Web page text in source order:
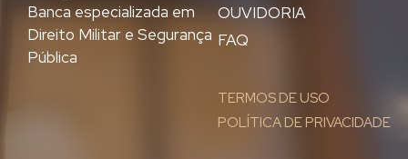
OUVIDORIA
FAQ
TERMOS DE USO
POLÍTICA DE PRIVACIDADE
Banca especializada em
Direito Militar e Segurança
Pública